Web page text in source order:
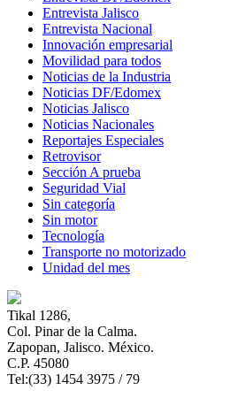
Entrevista Jalisco
Entrevista Nacional
Innovación empresarial
Movilidad para todos
Noticias de la Industria
Noticias DF/Edomex
Noticias Jalisco
Noticias Nacionales
Reportajes Especiales
Retrovisor
Sección A prueba
Seguridad Vial
Sin categoría
Sin motor
Tecnología
Transporte no motorizado
Unidad del mes
Tikal 1286,
Col. Pinar de la Calma.​
Zapopan, Jalisco. México.
C.P. 45080​
Tel:(33) 1454 3975 / 79